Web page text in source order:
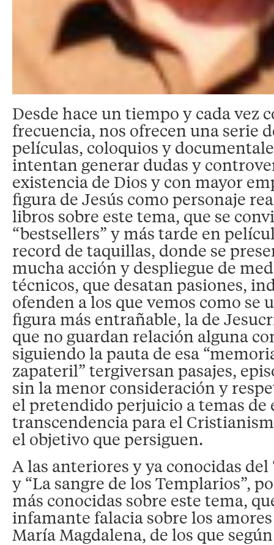
Desde hace un tiempo y cada vez
frecuencia, nos ofrecen una serie
películas, coloquios y
intentan generar dudas y
existencia de Dios y con mayor
figura de Jesús como personaje
libros sobre este tema, que se
“bestsellers” y más tarde en
record de taquillas, donde se
mucha acción y despliegue de
técnicos, que desatan pasiones,
ofenden a los que vemos como se
figura más entrañable, la de
que no guardan relación alguna
siguiendo la pauta de esa
zapateril” tergiversan pasajes,
sin la menor consideración y
el pretendido perjuicio a temas de
transcendencia para el
el objetivo que persiguen.
A las anteriores y ya conocidas del
y “La sangre de los Templarios”,
más conocidas sobre este tema,
infamante falacia sobre los
María Magdalena, de los que